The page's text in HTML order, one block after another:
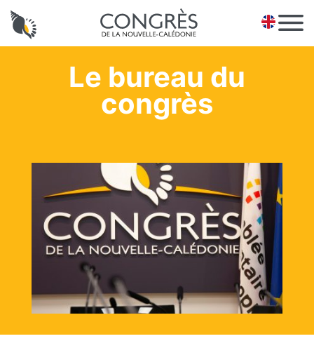
EN
Le bureau du
congrès
Panneau de gestion des cookies